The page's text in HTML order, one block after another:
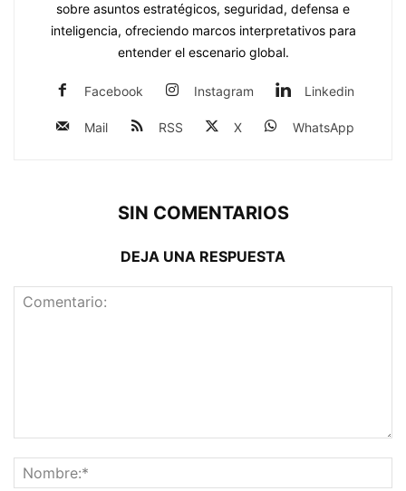
sobre asuntos estratégicos, seguridad, defensa e
inteligencia, ofreciendo marcos interpretativos para
entender el escenario global.
Facebook Instagram Linkedin
Mail RSS X WhatsApp
SIN COMENTARIOS
DEJA UNA RESPUESTA